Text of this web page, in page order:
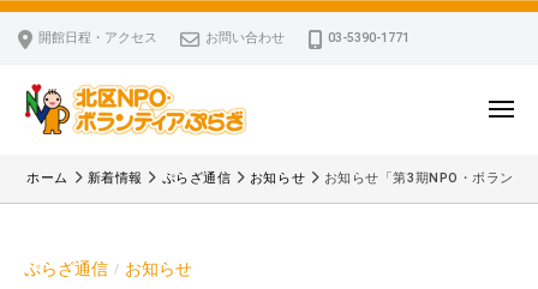
コ
ス
開館日程・アクセス お問い合わせ 03-5390-1771
区
P
北
P
メ
ー
ホーム 新着情報 ぷらざ通信 お知らせ お知らせ「第3期NPO・ボランテ
ぷらざ通信 / お知らせ
区
N
O
・
ラ
ィ
ー